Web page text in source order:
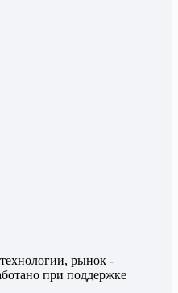
рынок -
при поддержке